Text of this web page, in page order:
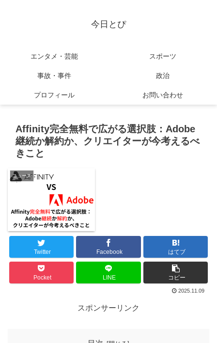
今日とぴ
エンタメ・芸能 スポーツ
事故・事件 政治
プロフィール お問い合わせ
Affinity完全無料で広がる選択肢：Adobe
継続か解約か、クリエイターが今考えるべ
きこと
ニュース
Twitter Facebook はてブ
Pocket LINE コピー
2025.11.09
スポンサーリンク